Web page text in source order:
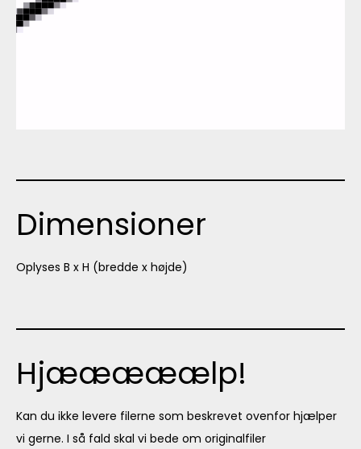
Dimensioner
Oplyses B x H (bredde x højde)
Hjææææælp!
Kan du ikke levere filerne som beskrevet ovenfor hjælper
vi gerne. I så fald skal vi bede om originalfiler